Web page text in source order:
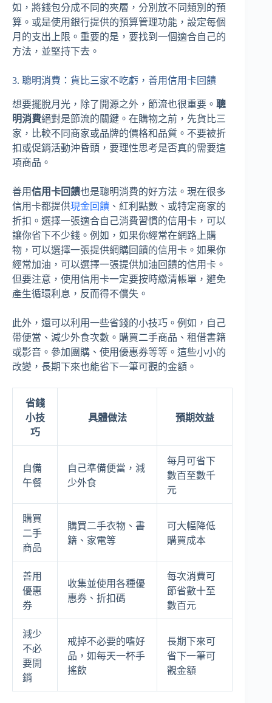
如，將錢包分成不同的夾層，分別放不同類別的預
算。或是使用銀行提供的預算管理功能，設定每個
月的支出上限。重要的是，要找到一個適合自己的
方法，並堅持下去。
3. 聰明消費：貨比三家不吃虧，善用信用卡回饋
想要擺脫月光，除了開源之外，節流也很重要。 聰
明消費絕對是節流的關鍵。在購物之前，先貨比三
家，比較不同商家或品牌的價格和品質。不要被折
扣或促銷活動沖昏頭，要理性思考是否真的需要這
項商品。
善用信用卡回饋也是聰明消費的好方法。現在很多
信用卡都提供現金回饋 、紅利點數、或特定商家的
折扣。選擇一張適合自己消費習慣的信用卡，可以
讓你省下不少錢。例如，如果你經常在網路上購
物，可以選擇一張提供網購回饋的信用卡。如果你
經常加油，可以選擇一張提供加油回饋的信用卡。
但要注意，使用信用卡一定要按時繳清帳單，避免
產生循環利息，反而得不償失。
此外，還可以利用一些省錢的小技巧。例如，自己
帶便當、減少外食次數。購買二手商品、租借書籍
或影音。參加團購、使用優惠券等等。這些小小的
改變，長期下來也能省下一筆可觀的金額。
省錢
小技
巧
具體做法 預期效益
自備
午餐
自己準備便當，減
少外食
每月可省下
數百至數千
元
購買
二手
商品
購買二手衣物、書
籍、家電等
可大幅降低
購買成本
善用
優惠
券
收集並使用各種優
惠券、折扣碼
每次消費可
節省數十至
數百元
減少
不必
要開
銷
戒掉不必要的嗜好
品，如每天一杯手
搖飲
長期下來可
省下一筆可
觀金額